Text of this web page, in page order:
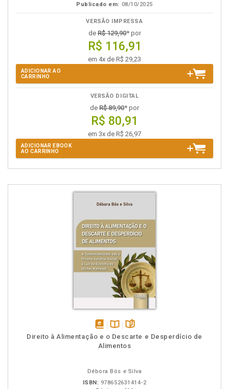
Publicado em: 08/10/2025
VERSÃO IMPRESSA
deR$ 129,90* por
R$ 116,91
em 4x de R$ 29,23
ADICIONAR AO
CARRINHO
VERSÃO DIGITAL
de R$ 89,90* por
R$ 80,91
em 3x de R$ 26,97
ADICIONAR EBOOK
AO CARRINHO
disponível
em
Disponível
na
páginas
Direito à Alimentação e o Descarte e Desperdício de
Alimentos
Débora Bós e Silva
ISBN: 978652631414-2